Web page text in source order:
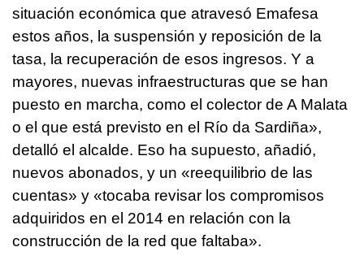
situación económica que atravesó Emafesa
estos años, la suspensión y reposición de la
tasa, la recuperación de esos ingresos. Y a
mayores, nuevas infraestructuras que se han
puesto en marcha, como el colector de A Malata
o el que está previsto en el Río da Sardiña»,
detalló el alcalde. Eso ha supuesto, añadió,
nuevos abonados, y un «reequilibrio de las
cuentas» y «tocaba revisar los compromisos
adquiridos en el 2014 en relación con la
construcción de la red que faltaba».